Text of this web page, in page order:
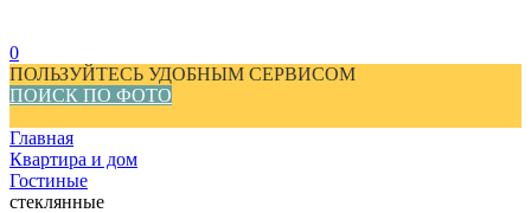
0
ПОЛЬЗУЙТЕСЬ УДОБНЫМ СЕРВИСОМ
ПОИСК ПО ФОТО
Главная
Квартира и дом
Гостиные
стеклянные